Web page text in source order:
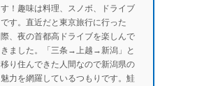
す！趣味は料理、スノボ、ドライブ
です。直近だと東京旅行に行った
際、夜の首都高ドライブを楽しんで
きました。「三条→上越→新潟」と
移り住んできた⼈間なので新潟県の
魅力を網羅しているつもりです。鮭